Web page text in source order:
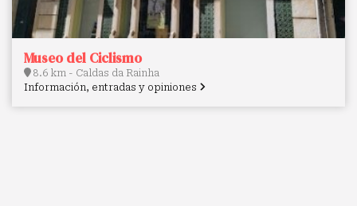
Museo del Ciclismo
8.6 km - Caldas da Rainha
Información, entradas y opiniones